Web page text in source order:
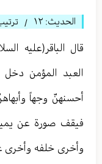
الحديث: ١٢ /
قال الباقر(عليه
العبد المؤمن
أحسنهنّ وجهاً
فيقف صورة عن
وأخرى خلفه وأخرى